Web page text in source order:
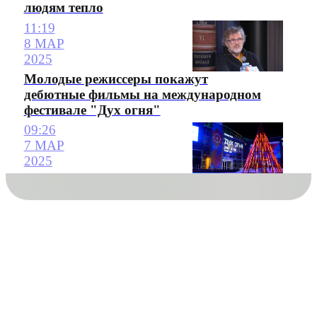
людям тепло
11:19
8 МАР
2025
Молодые режиссеры покажут
дебютные фильмы на международном
фестивале "Дух огня"
09:26
7 МАР
2025